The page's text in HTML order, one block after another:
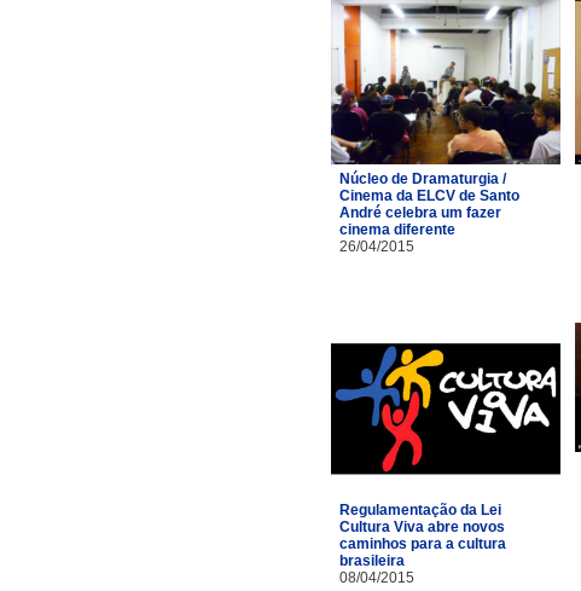
Núcleo de Dramaturgia /
Cinema da ELCV de Santo
André celebra um fazer
cinema diferente
26/04/2015
Regulamentação da Lei
Cultura Viva abre novos
caminhos para a cultura
brasileira
08/04/2015